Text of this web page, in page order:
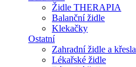
Židle THERAPIA
Balanční židle
Klekačky
Ostatní
Zahradní židle a křesla
Lékařské židle